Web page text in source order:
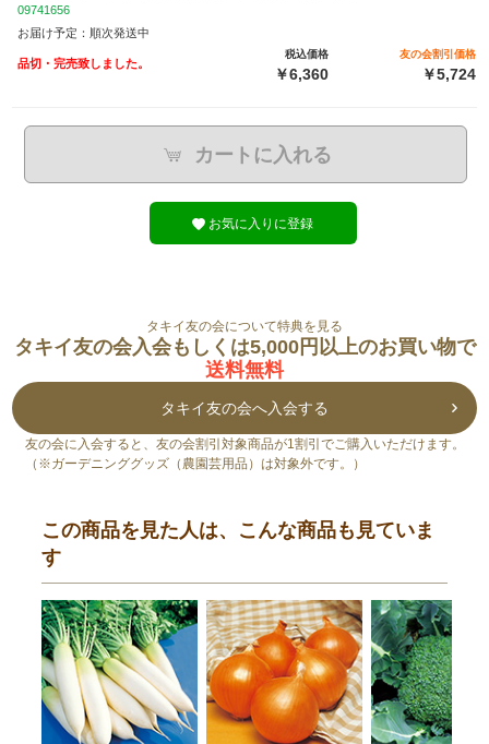
09741656
お届け予定：順次発送中
品切・完売致しました。
税込価格
￥6,360
友の会割引価格
￥5,724
カートに入れる
お気に入りに登録
タキイ友の会について特典を見る
タキイ友の会入会もしくは5,000円以上のお買い物で
送料無料
タキイ友の会へ入会する
友の会に入会すると、友の会割引対象商品が1割引でご購入いただけます。
（※ガーデニンググッズ（農園芸用品）は対象外です。）
この商品を見た人は、こんな商品も見ていま
す